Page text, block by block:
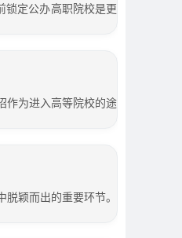
锁定公办高职院校是更
作为进入高等院校的途
颖而出的重要环节。